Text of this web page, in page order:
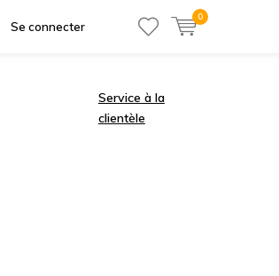
Se connecter
0
Service à la
clientèle